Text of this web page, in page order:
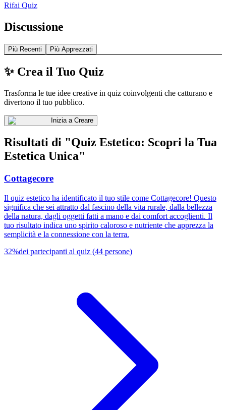
Rifai Quiz
Discussione
Più Recenti Più Apprezzati
✨ Crea il Tuo Quiz
Trasforma le tue idee creative in quiz coinvolgenti che catturano e
divertono il tuo pubblico.
Inizia a Creare
Risultati di "Quiz Estetico: Scopri la Tua
Estetica Unica"
Cottagecore
Il quiz estetico ha identificato il tuo stile come Cottagecore! Questo
significa che sei attratto dal fascino della vita rurale, dalla bellezza
della natura, dagli oggetti fatti a mano e dai comfort accoglienti. Il
tuo risultato indica uno spirito caloroso e nutriente che apprezza la
semplicità e la connessione con la terra.
32%dei partecipanti al quiz (44 persone)